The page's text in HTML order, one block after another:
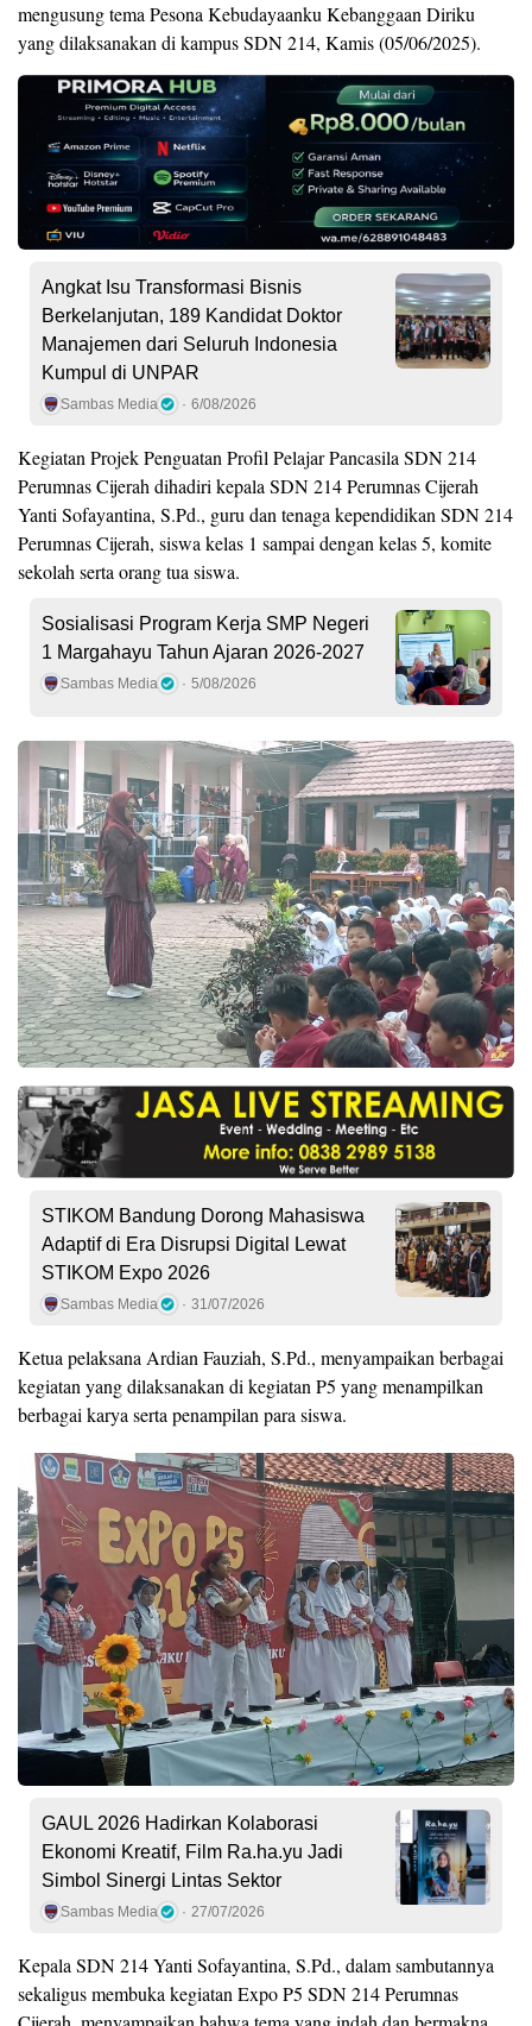
mengusung tema Pesona Kebudayaanku Kebanggaan Diriku
yang dilaksanakan di kampus SDN 214, Kamis (05/06/2025).
Angkat Isu Transformasi Bisnis
Berkelanjutan, 189 Kandidat Doktor
Manajemen dari Seluruh Indonesia
Kumpul di UNPAR
Sambas Media 6/08/2026
Kegiatan Projek Penguatan Profil Pelajar Pancasila SDN 214
Perumnas Cijerah dihadiri kepala SDN 214 Perumnas Cijerah
Yanti Sofayantina, S.Pd., guru dan tenaga kependidikan SDN 214
Perumnas Cijerah, siswa kelas 1 sampai dengan kelas 5, komite
sekolah serta orang tua siswa.
Sosialisasi Program Kerja SMP Negeri
1 Margahayu Tahun Ajaran 2026-2027
Sambas Media 5/08/2026
STIKOM Bandung Dorong Mahasiswa
Adaptif di Era Disrupsi Digital Lewat
STIKOM Expo 2026
Sambas Media 31/07/2026
Ketua pelaksana Ardian Fauziah, S.Pd., menyampaikan berbagai
kegiatan yang dilaksanakan di kegiatan P5 yang menampilkan
berbagai karya serta penampilan para siswa.
GAUL 2026 Hadirkan Kolaborasi
Ekonomi Kreatif, Film Ra.ha.yu Jadi
Simbol Sinergi Lintas Sektor
Sambas Media 27/07/2026
Kepala SDN 214 Yanti Sofayantina, S.Pd., dalam sambutannya
sekaligus membuka kegiatan Expo P5 SDN 214 Perumnas